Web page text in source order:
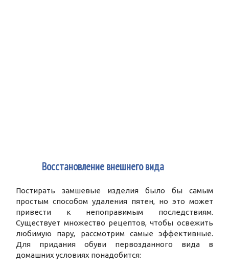
Восстановление внешнего вида
Постирать замшевые изделия было бы самым
простым способом удаления пятен, но это может
привести к непоправимым последствиям.
Существует множество рецептов, чтобы освежить
любимую пару, рассмотрим самые эффективные.
Для придания обуви первозданного вида в
домашних условиях понадобится: